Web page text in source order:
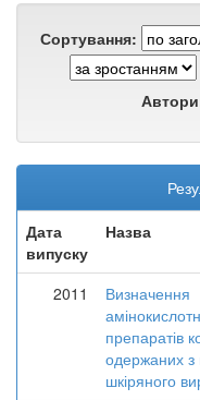
Сортування:
Дата
випуску
Назва
2011
Визначення
препаратів
одержаних з
шкіряного